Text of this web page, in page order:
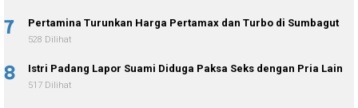
7 Pertamina Turunkan Harga Pertamax dan Turbo di Sumbagut
528 Dilihat
8 Istri Padang Lapor Suami Diduga Paksa Seks dengan Pria Lain
517 Dilihat